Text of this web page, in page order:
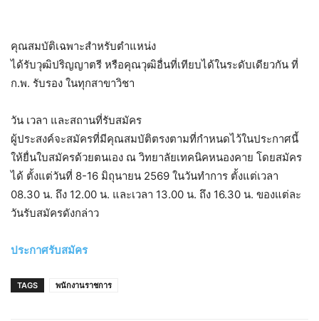
คุณสมบัติเฉพาะสำหรับตำแหน่ง
ได้รับวุฒิปริญญาตรี หรือคุณวุฒิอื่นที่เทียบได้ในระดับเดียวกัน ที่
ก.พ. รับรอง ในทุกสาขาวิชา
วัน เวลา และสถานที่รับสมัคร
ผู้ประสงค์จะสมัครที่มีคุณสมบัติตรงตามที่กำหนดไว้ในประกาศนี้
ให้ยื่นใบสมัครด้วยตนเอง ณ วิทยาลัยเทคนิคหนองคาย โดยสมัคร
ได้ ตั้งแต่วันที่ 8-16 มิถุนายน 2569 ในวันทำการ ตั้งแต่เวลา
08.30 น. ถึง 12.00 น. และเวลา 13.00 น. ถึง 16.30 น. ของแต่ละ
วันรับสมัครดังกล่าว
ประกาศรับสมัคร
TAGS พนักงานราชการ